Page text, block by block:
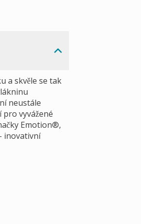
a skvěle se tak
neustále
vyvážené
Emotion®,
inovativní